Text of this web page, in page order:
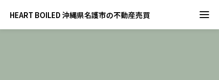
HEART BOILED 沖縄県名護市の不動産売買